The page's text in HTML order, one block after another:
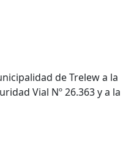
de Trelew a la
Vial Nº 26.363 y a la